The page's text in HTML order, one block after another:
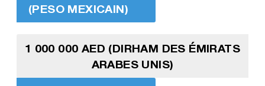
(PESO MEXICAIN)
1 000 000 AED (DIRHAM DES ÉMIRATS
ARABES UNIS)